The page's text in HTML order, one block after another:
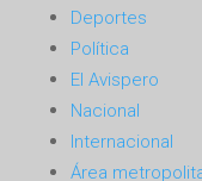
Deportes
Política
El Avispero
Nacional
Internacional
Área